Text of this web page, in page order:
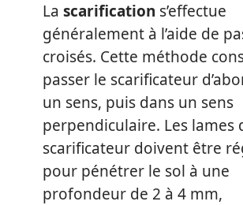
La scarification s’effectue
généralement à l’aide de
croisés. Cette méthode
passer le scarificateur
un sens, puis dans un sens
perpendiculaire. Les lames
scarificateur doivent être
pour pénétrer le sol à une
profondeur de 2 à 4 mm,